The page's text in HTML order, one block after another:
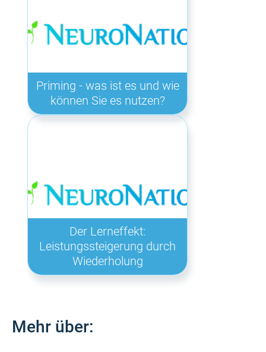
Priming - was ist es und wie
können Sie es nutzen?
Der Lerneffekt:
Leistungssteigerung durch
Wiederholung
Mehr über: